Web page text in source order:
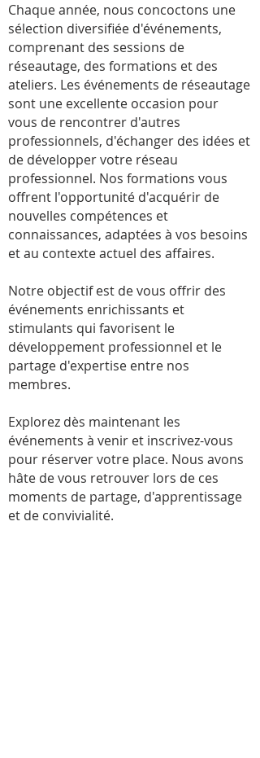
Chaque année, nous concoctons une
sélection diversifiée d'événements,
comprenant des sessions de
réseautage, des formations et des
ateliers. Les événements de réseautage
sont une excellente occasion pour
vous de rencontrer d'autres
professionnels, d'échanger des idées et
de développer votre réseau
professionnel. Nos formations vous
offrent l'opportunité d'acquérir de
nouvelles compétences et
connaissances, adaptées à vos besoins
et au contexte actuel des affaires.
Notre objectif est de vous offrir des
événements enrichissants et
stimulants qui favorisent le
développement professionnel et le
partage d'expertise entre nos
membres.
Explorez dès maintenant les
événements à venir et inscrivez-vous
pour réserver votre place. Nous avons
hâte de vous retrouver lors de ces
moments de partage, d'apprentissage
et de convivialité.